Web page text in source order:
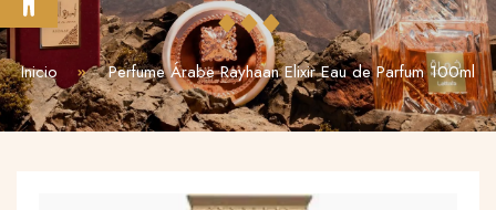
Inicio Perfume Árabe Rayhaan Elixir Eau de Parfum 100ml